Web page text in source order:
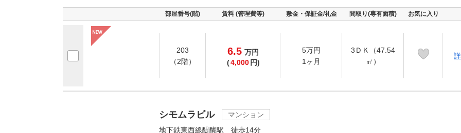
部屋番号(階) 賃料 (管理費等) 敷金・保証金/礼金 間取り(専有面積) お気に入り
203
（2階）
6.5 万円
(4,000 円)
5万円
1ヶ月
3ＤＫ（47.54
㎡）
シモムラビル
マンション
地下鉄東西線醍醐駅 徒歩14分